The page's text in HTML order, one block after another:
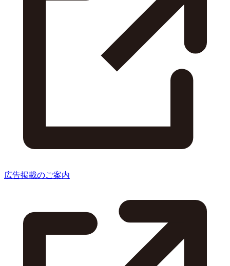
広告掲載のご案内